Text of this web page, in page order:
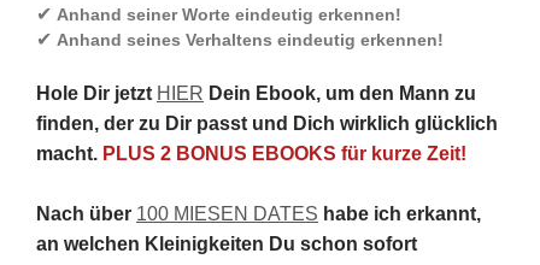
✔ Anhand seiner Worte eindeutig erkennen!
✔ Anhand seines Verhaltens eindeutig erkennen!
Hole Dir jetzt HIER Dein Ebook, um den Mann zu
finden, der zu Dir passt und Dich wirklich glücklich
macht. PLUS 2 BONUS EBOOKS für kurze Zeit!
Nach über 100 MIESEN DATES habe ich erkannt,
an welchen Kleinigkeiten Du schon sofort